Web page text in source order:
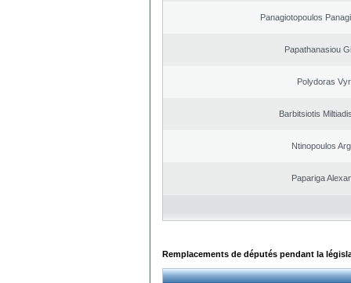
Panagiotopoulos
Papathanasiou
Polydoras
Barbitsiotis
Ntinopoulos
Papariga
Remplacements de députés pendant la